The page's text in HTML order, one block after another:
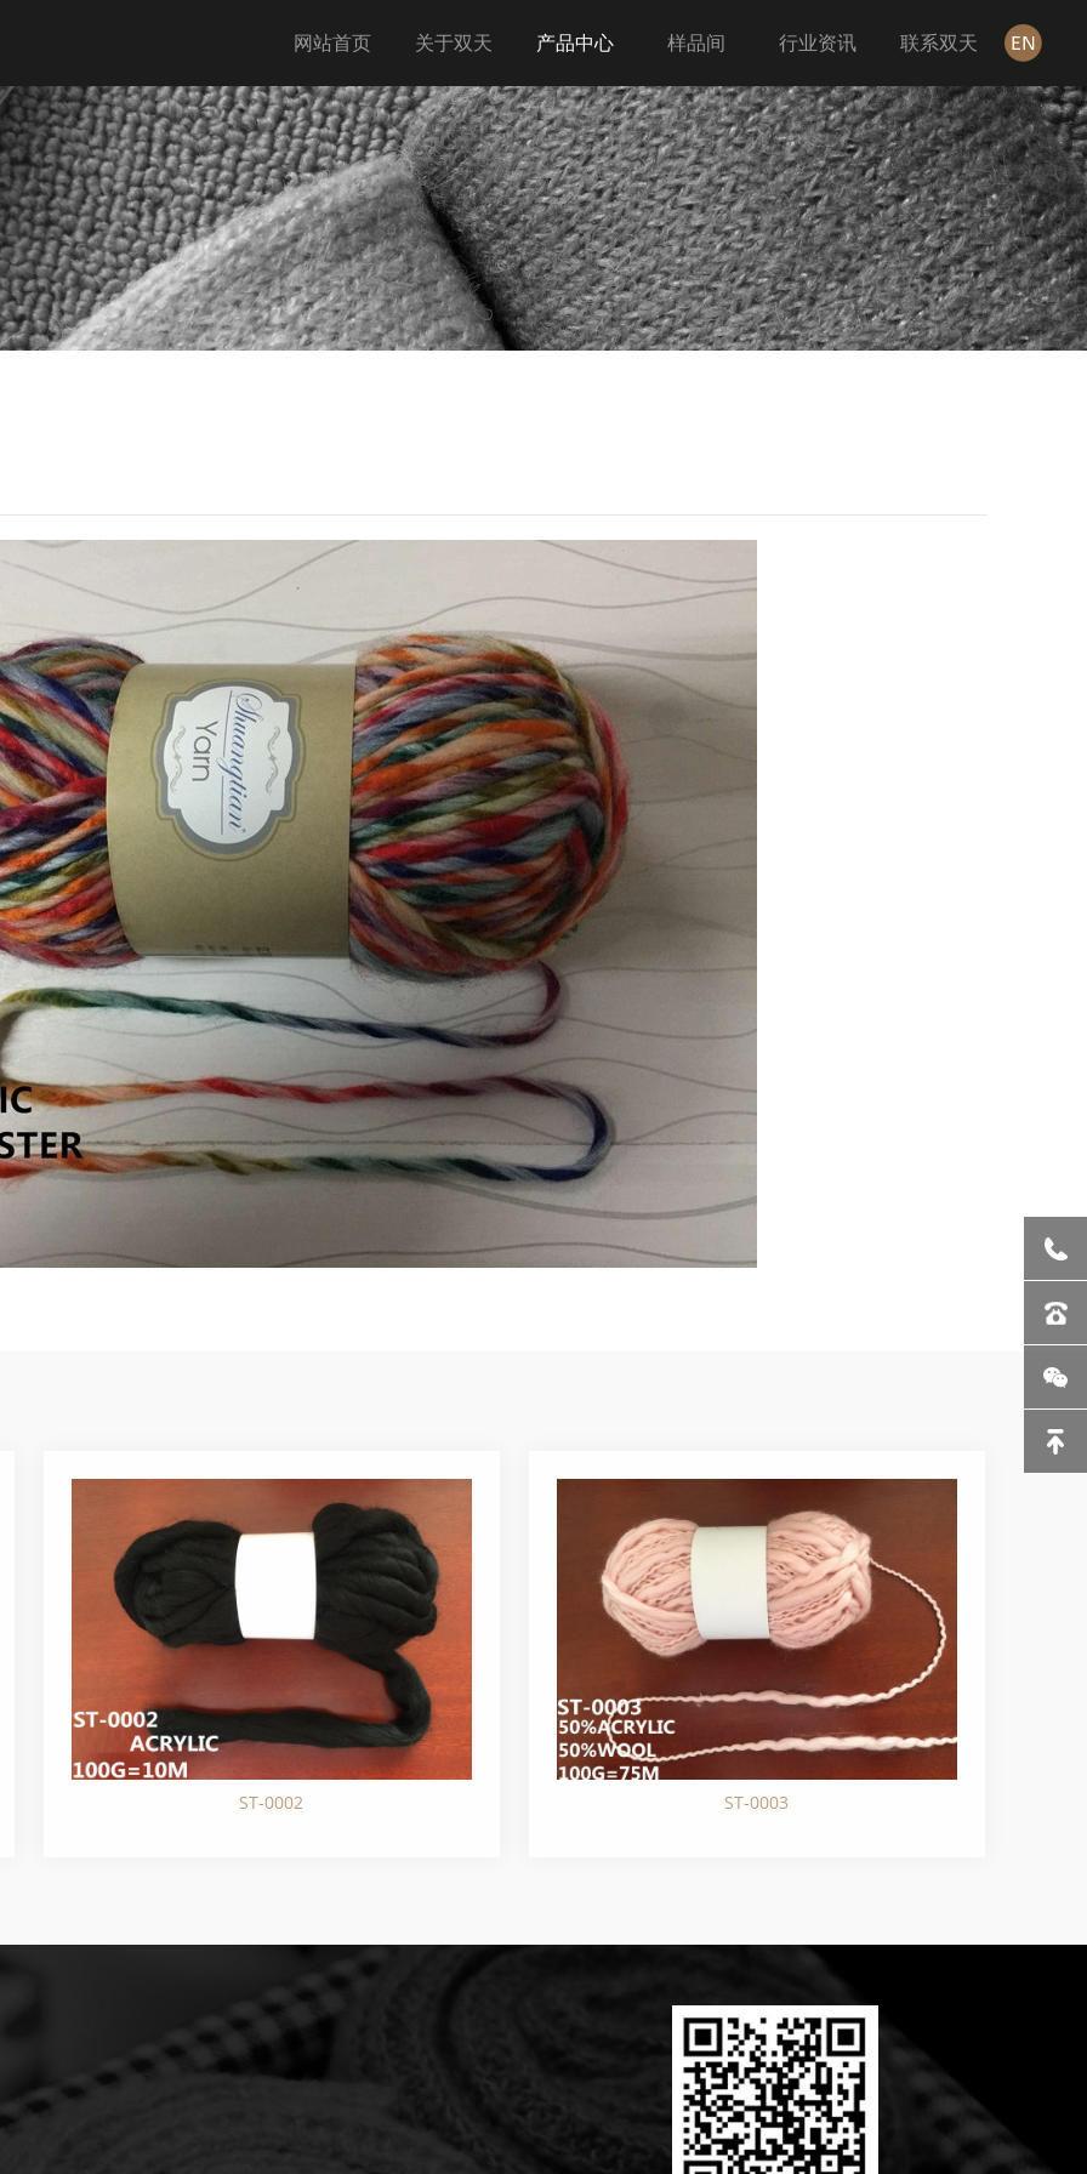
网站首页 关于双天 产品中心 样品间 行业资讯 联系双天
ST-0002 ST-0003